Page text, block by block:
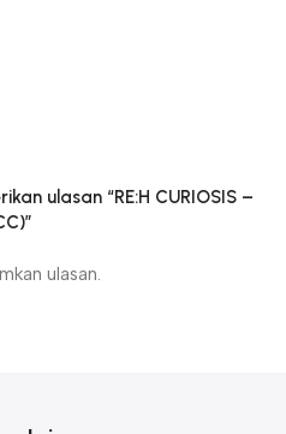
ulasan “RE:H CURIOSIS –
ulasan.